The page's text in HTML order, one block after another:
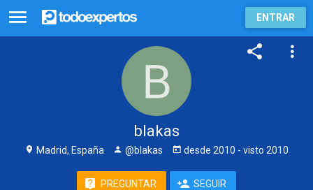
ENTRAR
blakas
Madrid, España @blakas desde 2010 - visto 2010
PREGUNTAR SEGUIR